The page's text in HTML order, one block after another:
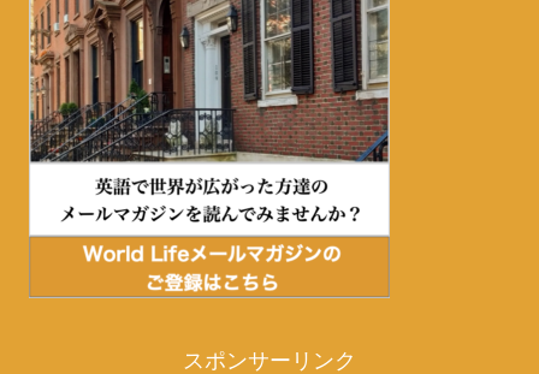
スポンサーリンク